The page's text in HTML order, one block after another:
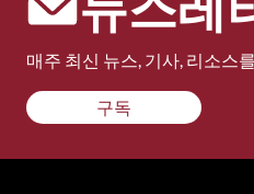
매주 최신 뉴스, 기사, 리소스
구독